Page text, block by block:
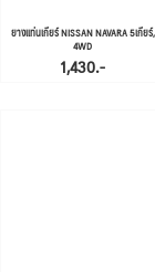
ยางแท่นเกียร์ NISSAN NAVARA 5เกียร์,
4WD
1,430.-